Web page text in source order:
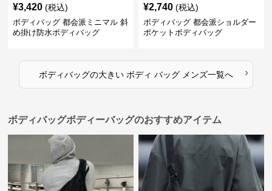
¥3,420 (税込)
ボディバッグ 都会派ミニマル 斜
め掛け防水ボディバッグ
¥2,740 (税込)
ボディバッグ 都会派ショルダー
ポケットボディバッグ
ボディバッグの大きい ボディ バッグ メンズ一覧へ ›
ボディバッグボディーバッグのおすすめアイテム